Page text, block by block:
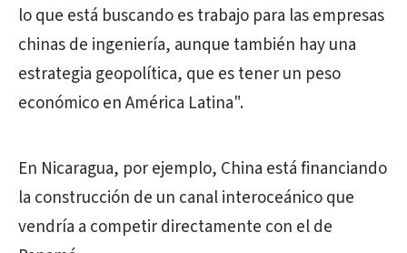
lo que está buscando es trabajo para las empresas
chinas de ingeniería, aunque también hay una
estrategia geopolítica, que es tener un peso
económico en América Latina".
En Nicaragua, por ejemplo, China está financiando
la construcción de un canal interoceánico que
vendría a competir directamente con el de